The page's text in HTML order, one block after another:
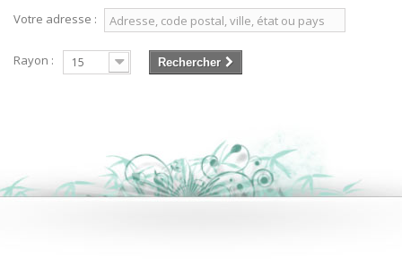
Votre adresse :
Rayon : 15 Rechercher